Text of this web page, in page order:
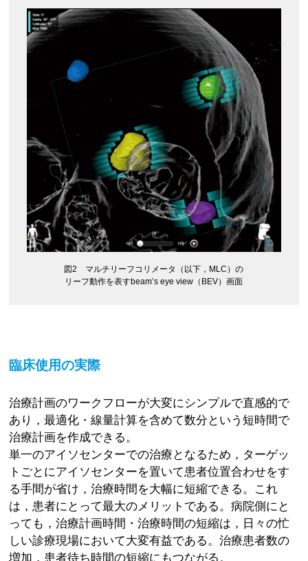
図2 マルチリーフコリメータ（以下，MLC）の
リーフ動作を表すbeam’s eye view（BEV）画面
臨床使用の実際
治療計画のワークフローが大変にシンプルで直感的で
あり，最適化・線量計算を含めて数分という短時間で
治療計画を作成できる。
単一のアイソセンターでの治療となるため，ターゲッ
トごとにアイソセンターを置いて患者位置合わせをす
る手間が省け，治療時間を大幅に短縮できる。これ
は，患者にとって最大のメリットである。病院側にと
っても，治療計画時間・治療時間の短縮は，日々の忙
しい診療現場において大変有益である。治療患者数の
増加，患者待ち時間の短縮にもつながる。